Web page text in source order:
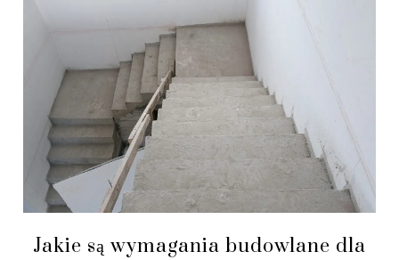
Jakie są wymagania budowlane dla